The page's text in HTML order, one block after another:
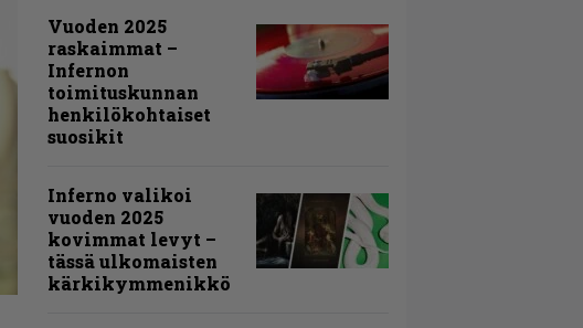
Vuoden 2025
raskaimmat –
Infernon
toimituskunnan
henkilökohtaiset
suosikit
Inferno valikoi
vuoden 2025
kovimmat levyt –
tässä ulkomaisten
kärkikymmenikkö